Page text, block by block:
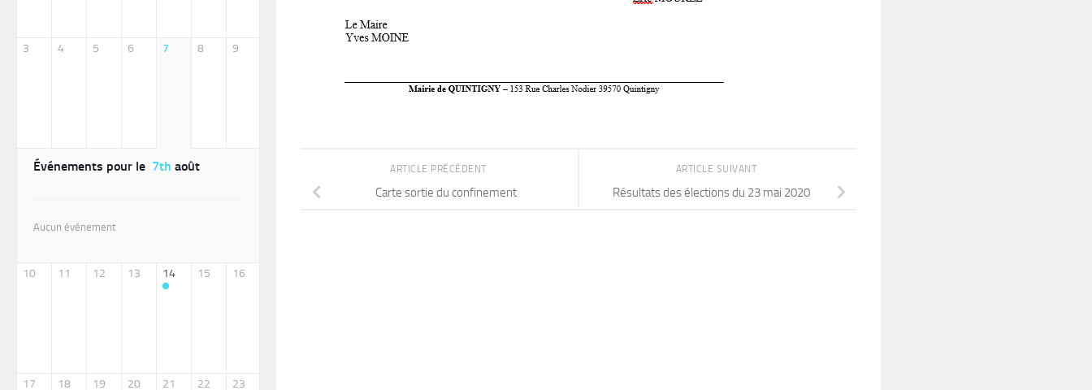
ARTICLE SUIVANT
Résultats des élections du 23 mai 2020
ARTICLE PRÉCÉDENT
Carte sortie du confinement
3 4 5 6 7 8 9
Événements pour le 7th août
Aucun événement
10 11 12 13 14 15 16
17 18 19 20 21 22 23